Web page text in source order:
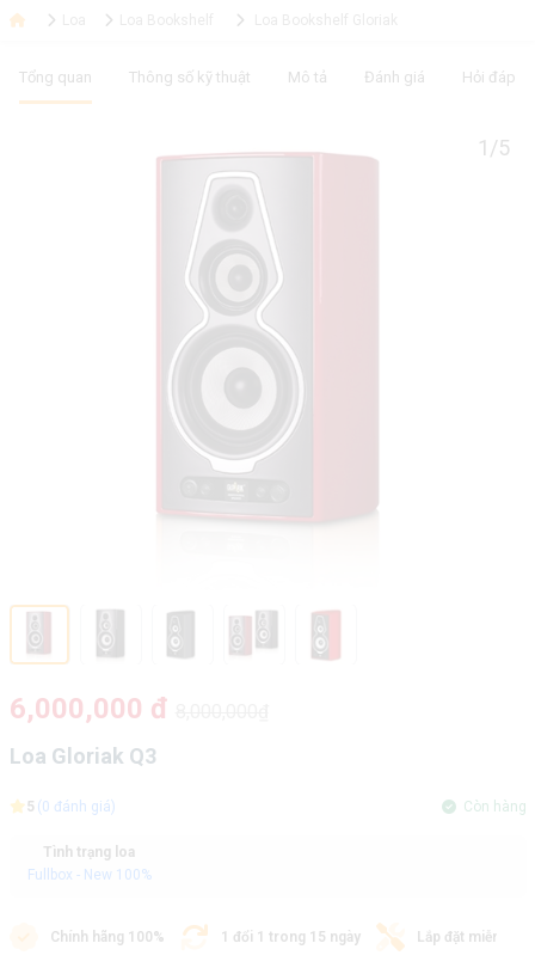
Tổng quan Thông số kỹ thuật Mô tả Đánh giá Hỏi đáp
1/5
6,000,000 đ
Loa Gloriak Q3
5 (0 đánh giá) Còn hàng
Tình trạng loa
Fullbox - New 100%
Chính hãng 100% 1 đổi 1 trong 15 ngày Lắp đặt miễn phí